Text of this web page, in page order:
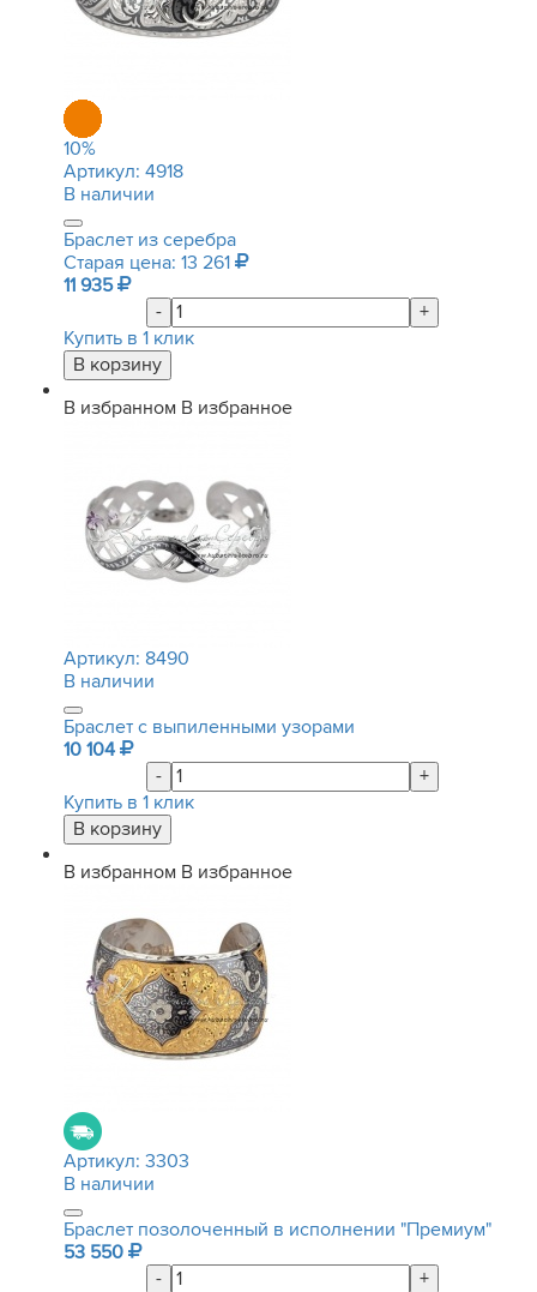
10%
Артикул: 4918
В наличии
Браслет из серебра
Старая цена: 13 261
11 935
-
+
Купить в 1 клик
В избранном В избранное
Артикул: 8490
В наличии
Браслет с выпиленными узорами
10 104
-
+
Купить в 1 клик
В избранном В избранное
Артикул: 3303
В наличии
Браслет позолоченный в исполнении "Премиум"
53 550
-
+